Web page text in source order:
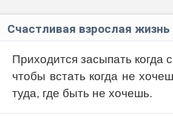
Счастливая взрослая жизнь
Приходится засыпать когда
чтобы встать когда не
туда, где быть не хочешь.